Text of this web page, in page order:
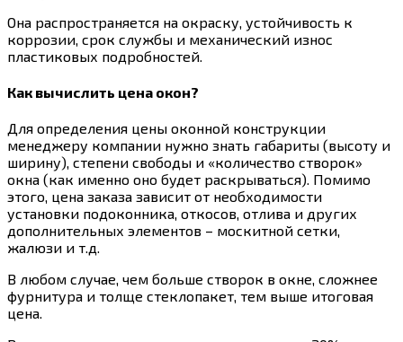
Она распространяется на окраску, устойчивость к
коррозии, срок службы и механический износ
пластиковых подробностей.
Как вычислить цена окон?
Для определения цены оконной конструкции
менеджеру компании нужно знать габариты (высоту и
ширину), степени свободы и «количество створок»
окна (как именно оно будет раскрываться). Помимо
этого, цена заказа зависит от необходимости
установки подоконника, откосов, отлива и других
дополнительных элементов – москитной сетки,
жалюзи и т.д.
В любом случае, чем больше створок в окне, сложнее
фурнитура и толще стеклопакет, тем выше итоговая
цена.